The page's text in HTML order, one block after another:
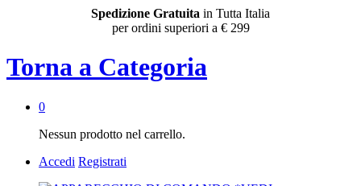
Spedizione Gratuita in Tutta Italia
per ordini superiori a € 299
Torna a Categoria
0
Nessun prodotto nel carrello.
Accedi Registrati